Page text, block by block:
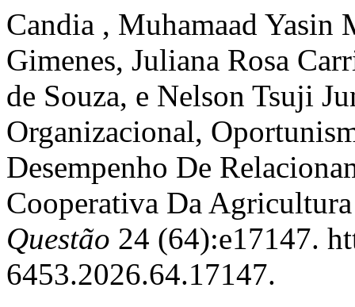
Candia , Muhamaad Yasin
Gimenes, Juliana Rosa
de Souza, e Nelson Tsuji
Organizacional,
Desempenho De
Cooperativa Da
Questão 24 (64):e17147.
6453.2026.64.17147.